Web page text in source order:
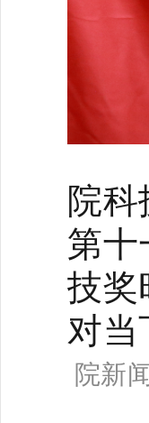
院
第十
技奖
对当
院新